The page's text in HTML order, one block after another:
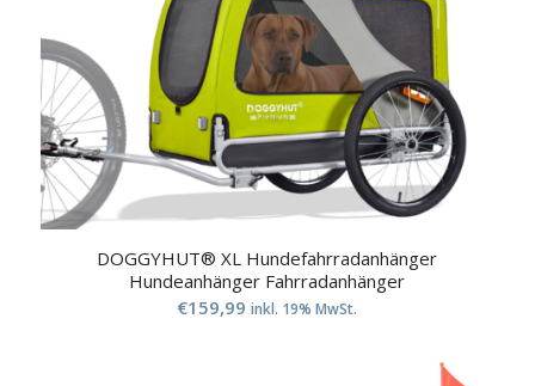
DOGGYHUT® XL Hundefahrradanhänger
Hundeanhänger Fahrradanhänger
€159,99 inkl. 19% MwSt.